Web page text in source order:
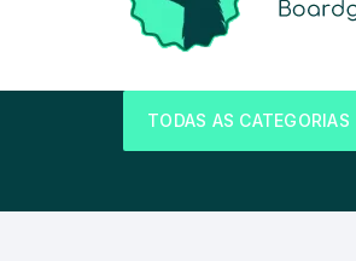
TODAS AS CATEGORIAS